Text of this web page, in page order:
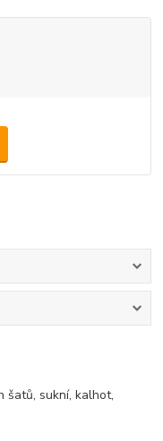
šatů, sukní, kalhot,